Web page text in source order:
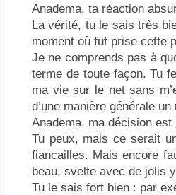
Anadema, ta réaction
La vérité, tu le sais très
moment où fut prise cette
Je ne comprends pas à
terme de toute façon. Tu
ma vie sur le net sans
d’une manière générale
Anadema, ma décision est
Tu peux, mais ce serait
fiancailles. Mais encore
beau, svelte avec de jolis
Tu le sais fort bien : par